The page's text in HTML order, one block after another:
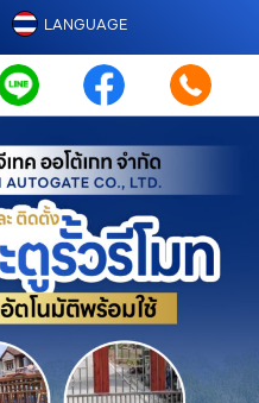
LANGUAGE